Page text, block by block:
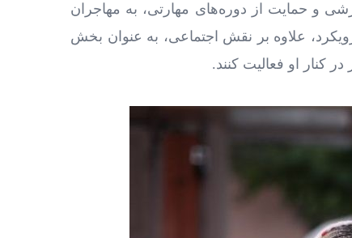
و حمایت از دوره‌های مهارتی، به مهاجران
علاوه بر نقش اجتماعی، به عنوان بخش
او فعالیت کنند.